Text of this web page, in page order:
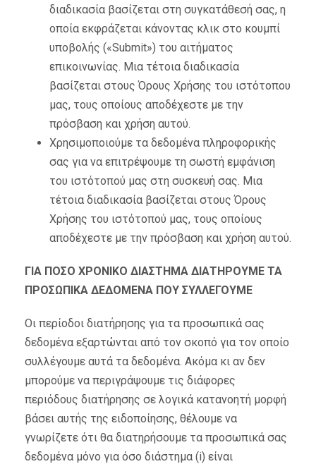
διαδικασία βασίζεται στη συγκατάθεσή σας, η
οποία εκφράζεται κάνοντας κλικ στο κουμπί
υποβολής («Submit») του αιτήματος
επικοινωνίας. Μια τέτοια διαδικασία
βασίζεται στους Όρους Χρήσης του ιστότοπου
μας, τους οποίους αποδέχεστε με την
πρόσβαση και χρήση αυτού.
Χρησιμοποιούμε τα δεδομένα πληροφορικής
σας για να επιτρέψουμε τη σωστή εμφάνιση
του ιστότοπού μας στη συσκευή σας. Μια
τέτοια διαδικασία βασίζεται στους Όρους
Χρήσης του ιστότοπού μας, τους οποίους
αποδέχεστε με την πρόσβαση και χρήση αυτού.
ΓΙΑ ΠΟΣΟ ΧΡΟΝΙΚΟ ΔΙΑΣΤΗΜΑ ΔΙΑΤΗΡΟΥΜΕ ΤΑ
ΠΡΟΣΩΠΙΚΑ ΔΕΔΟΜΕΝΑ ΠΟΥ ΣΥΛΛΕΓΟΥΜΕ
Οι περίοδοι διατήρησης για τα προσωπικά σας
δεδομένα εξαρτώνται από τον σκοπό για τον οποίο
συλλέγουμε αυτά τα δεδομένα. Ακόμα κι αν δεν
μπορούμε να περιγράψουμε τις διάφορες
περιόδους διατήρησης σε λογικά κατανοητή μορφή
βάσει αυτής της ειδοποίησης, θέλουμε να
γνωρίζετε ότι θα διατηρήσουμε τα προσωπικά σας
δεδομένα μόνο για όσο διάστημα (i) είναι